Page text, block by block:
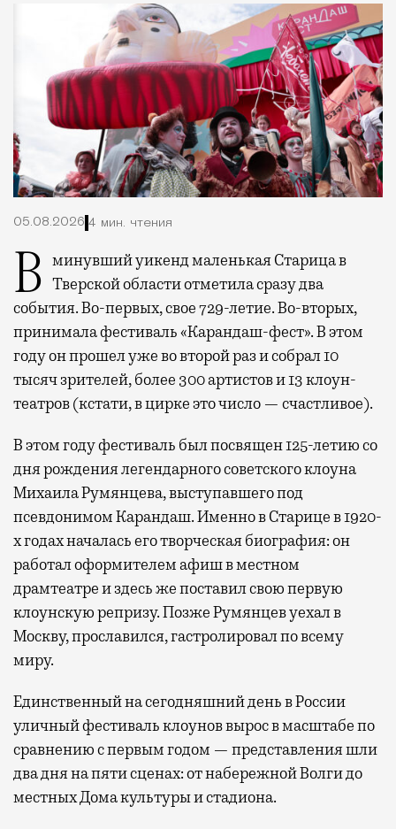
05.08.2026 4 мин. чтения
В минувший уикенд маленькая Старица в Тверской области отметила сразу два
события. Во-первых, свое 729-летие. Во-вторых,
принимала фестиваль «Карандаш-фест». В этом
году он прошел уже во второй раз и собрал 10
тысяч зрителей, более 300 артистов и 13 клоун-
театров (кстати, в цирке это число — счастливое).
В этом году фестиваль был посвящен 125-летию со
дня рождения легендарного советского клоуна
Михаила Румянцева, выступавшего под
псевдонимом Карандаш. Именно в Старице в 1920-
х годах началась его творческая биография: он
работал оформителем афиш в местном
драмтеатре и здесь же поставил свою первую
клоунскую репризу. Позже Румянцев уехал в
Москву, прославился, гастролировал по всему
миру.
Единственный на сегодняшний день в России
уличный фестиваль клоунов вырос в масштабе по
сравнению с первым годом — представления шли
два дня на пяти сценах: от набережной Волги до
местных Дома культуры и стадиона.